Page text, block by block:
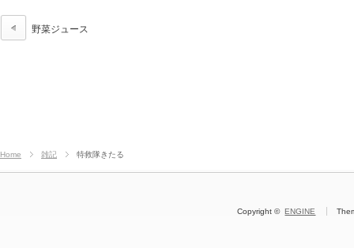
野菜ジュース
Home 雑記 特救隊きたる
Copyright ©ENGINE